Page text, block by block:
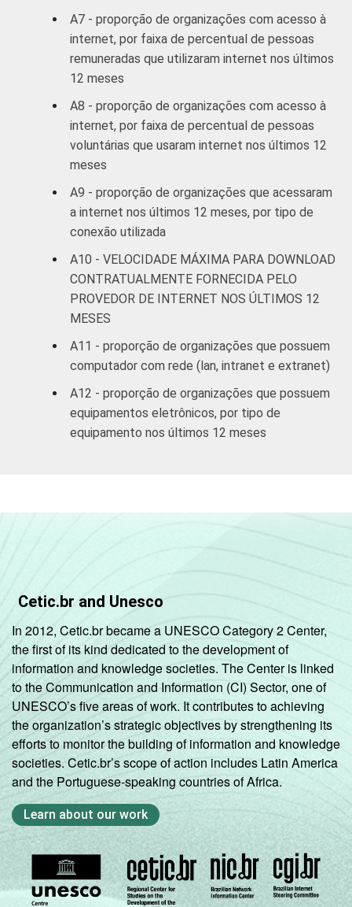
A7 - proporção de organizações com acesso à
internet, por faixa de percentual de pessoas
remuneradas que utilizaram internet nos últimos
12 meses
A8 - proporção de organizações com acesso à
internet, por faixa de percentual de pessoas
voluntárias que usaram internet nos últimos 12
meses
A9 - proporção de organizações que acessaram
a internet nos últimos 12 meses, por tipo de
conexão utilizada
A10 - VELOCIDADE MÁXIMA PARA DOWNLOAD
CONTRATUALMENTE FORNECIDA PELO
PROVEDOR DE INTERNET NOS ÚLTIMOS 12
MESES
A11 - proporção de organizações que possuem
computador com rede (lan, intranet e extranet)
A12 - proporção de organizações que possuem
equipamentos eletrônicos, por tipo de
equipamento nos últimos 12 meses
Cetic.br and Unesco
In 2012, Cetic.br became a UNESCO Category 2 Center,
the first of its kind dedicated to the development of
information and knowledge societies. The Center is linked
to the Communication and Information (CI) Sector, one of
UNESCO’s five areas of work. It contributes to achieving
the organization’s strategic objectives by strengthening its
efforts to monitor the building of information and knowledge
societies. Cetic.br’s scope of action includes Latin America
and the Portuguese-speaking countries of Africa.
Learn about our work